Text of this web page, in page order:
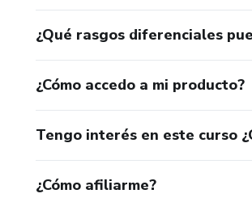
¿Qué rasgos diferenciales
¿Cómo accedo a mi producto?
Tengo interés en este curso
¿Cómo afiliarme?